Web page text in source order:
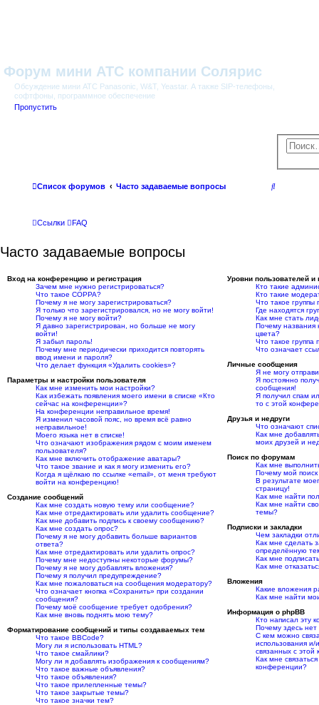
Форум мини АТС компании Солярис
Обсуждение мини АТС Panasonic, W&T, Yeastar. А также SIP-телефоны,
софтфоны, программное обеспечение
Пропустить
Список форумов Часто задаваемые вопросы
П
Ссылки FAQ
Часто задаваемые вопросы
Вход на конференцию и регистрация
Зачем мне нужно регистрироваться?
Что такое COPPA?
Почему я не могу зарегистрироваться?
Я только что зарегистрировался, но не могу войти!
Почему я не могу войти?
Я давно зарегистрирован, но больше не могу
войти!
Я забыл пароль!
Почему мне периодически приходится повторять
ввод имени и пароля?
Что делает функция «Удалить cookies»?
Параметры и настройки пользователя
Как мне изменить мои настройки?
Как избежать появления моего имени в списке «Кто
сейчас на конференции»?
На конференции неправильное время!
Я изменил часовой пояс, но время всё равно
неправильное!
Моего языка нет в списке!
Что означают изображения рядом с моим именем
пользователя?
Как мне включить отображение аватары?
Что такое звание и как я могу изменить его?
Когда я щёлкаю по ссылке «email», от меня требуют
войти на конференцию!
Создание сообщений
Как мне создать новую тему или сообщение?
Как мне отредактировать или удалить сообщение?
Как мне добавить подпись к своему сообщению?
Как мне создать опрос?
Почему я не могу добавить больше вариантов
ответа?
Как мне отредактировать или удалить опрос?
Почему мне недоступны некоторые форумы?
Почему я не могу добавлять вложения?
Почему я получил предупреждение?
Как мне пожаловаться на сообщения модератору?
Что означает кнопка «Сохранить» при создании
сообщения?
Почему моё сообщение требует одобрения?
Как мне вновь поднять мою тему?
Форматирование сообщений и типы создаваемых тем
Что такое BBCode?
Могу ли я использовать HTML?
Что такое смайлики?
Могу ли я добавлять изображения к сообщениям?
Что такое важные объявления?
Что такое объявления?
Что такое прилепленные темы?
Что такое закрытые темы?
Что такое значки тем?
Уровни пользователей и
Кто такие
Кто такие
Что такое группы
Где находятся
Как мне стать
Почему названия
цвета?
Что такое группа
Что означает
Личные сообщения
Я не могу
Я постоянно
сообщения!
Я получил спам
то с этой
Друзья и недруги
Что означают
Как мне
моих друзей и
Поиск по форумам
Как мне
Почему мой поиск
В результате
страницу!
Как мне найти
Как мне найти
темы?
Подписки и закладки
Чем закладки
Как мне сделать
определённую
Как мне
Как мне
Вложения
Какие вложения
Как мне найти
Информация о phpBB
Кто написал эту
Почему здесь нет
С кем можно
использования и/
связанных с
Как мне
конференции?